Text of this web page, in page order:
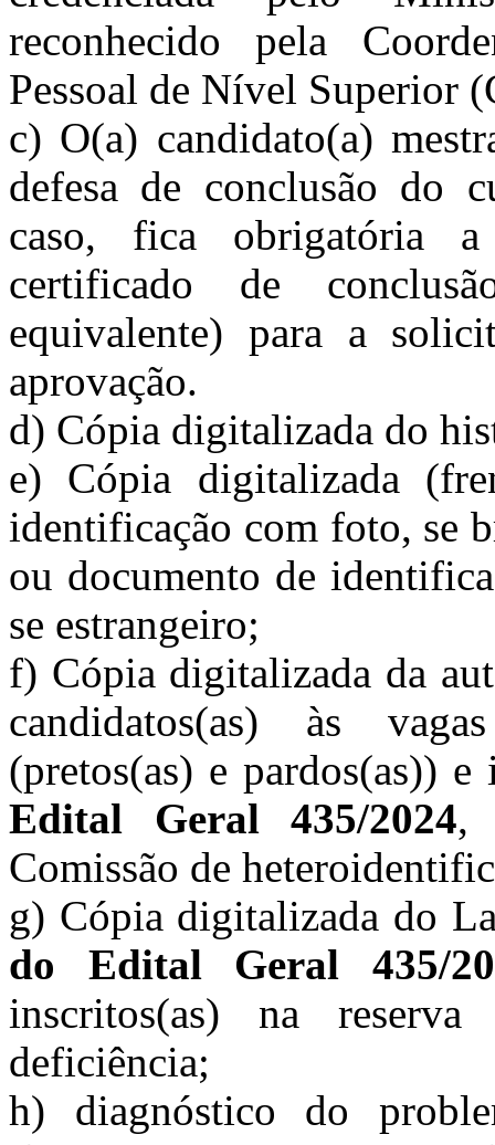
reconhecido pela
Pessoal de Nível Superior
c) O(a) candidato(a)
defesa de conclusão do
caso, fica obrigatória
certificado de
equivalente) para a
aprovação.
d) Cópia digitalizada do
e) Cópia digitalizada
identificação com foto, se
ou documento de
se estrangeiro;
f) Cópia digitalizada da
candidatos(as) às
(pretos(as) e pardos(as))
Edital Geral 435/2024,
Comissão de
g) Cópia digitalizada do
do Edital Geral 435/
inscritos(as) na
deficiência;
h) diagnóstico do